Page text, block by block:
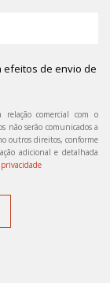
efeitos de envio de
relação comercial com o
não serão comunicados a
outros direitos, conforme
adicional e detalhada